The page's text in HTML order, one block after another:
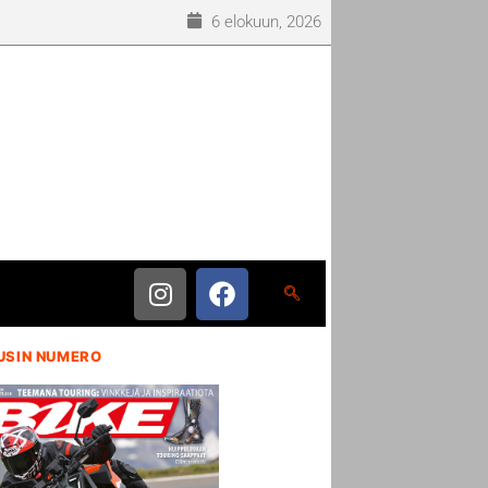
6 elokuun, 2026
NUMERO